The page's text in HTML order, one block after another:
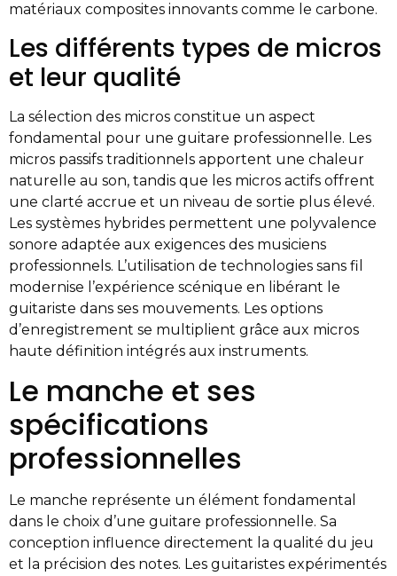
matériaux composites innovants comme le carbone.
Les différents types de micros
et leur qualité
La sélection des micros constitue un aspect
fondamental pour une guitare professionnelle. Les
micros passifs traditionnels apportent une chaleur
naturelle au son, tandis que les micros actifs offrent
une clarté accrue et un niveau de sortie plus élevé.
Les systèmes hybrides permettent une polyvalence
sonore adaptée aux exigences des musiciens
professionnels. L’utilisation de technologies sans fil
modernise l’expérience scénique en libérant le
guitariste dans ses mouvements. Les options
d’enregistrement se multiplient grâce aux micros
haute définition intégrés aux instruments.
Le manche et ses
spécifications
professionnelles
Le manche représente un élément fondamental
dans le choix d’une guitare professionnelle. Sa
conception influence directement la qualité du jeu
et la précision des notes. Les guitaristes expérimentés